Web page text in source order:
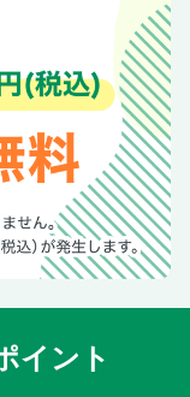
イント